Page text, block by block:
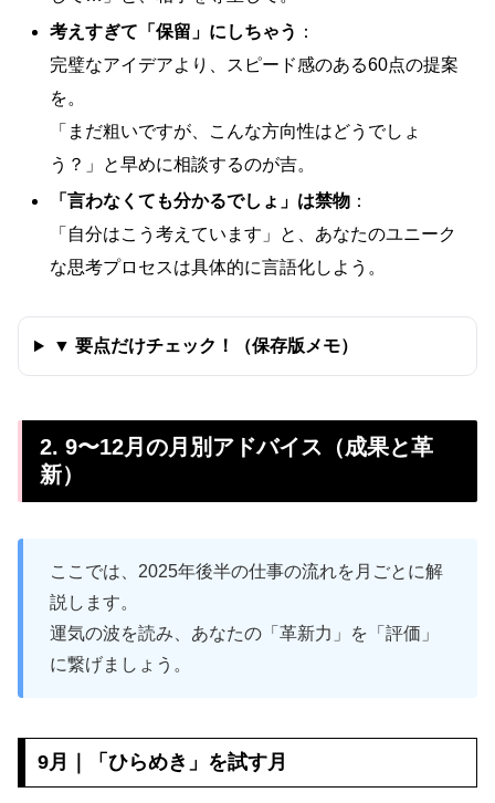
考えすぎて「保留」にしちゃう ：
完璧なアイデアより、スピード感のある60点の提案
を。
「まだ粗いですが、こんな方向性はどうでしょ
う？」と早めに相談するのが吉。
「言わなくても分かるでしょ」は禁物 ：
「自分はこう考えています」と、あなたのユニーク
な思考プロセスは具体的に言語化しよう。
▼ 要点だけチェック！（保存版メモ）
2. 9〜12月の月別アドバイス（成果と革
新）
ここでは、2025年後半の仕事の流れを月ごとに解
説します。
運気の波を読み、あなたの「革新力」を「評価」
に繋げましょう。
9月｜「ひらめき」を試す月